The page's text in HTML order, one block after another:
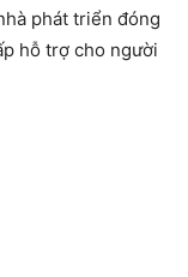
phát triển đóng
hỗ trợ cho người